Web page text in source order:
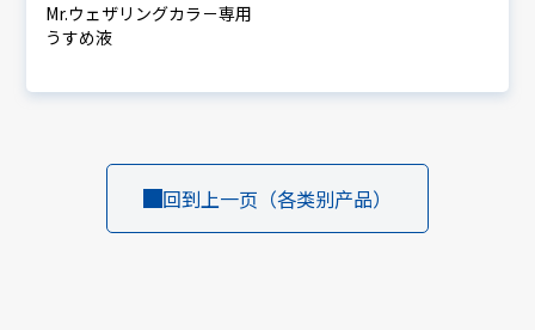
Mr.ウェザリングカラ－専用
うすめ液
回到上一页（各类别产品）